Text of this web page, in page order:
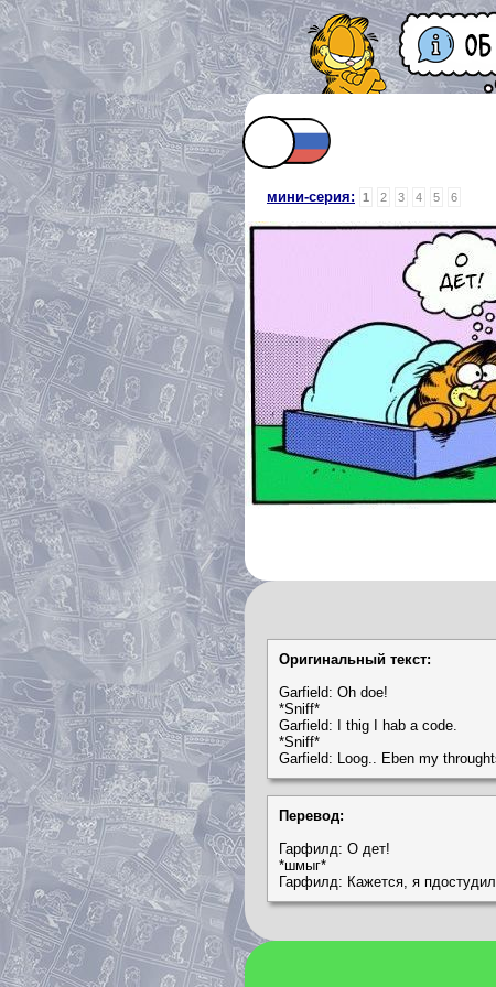
мини-серия: 1 2 3 4 5 6
Оригинальный текст:
Garfield: Oh doe!
*Sniff*
Garfield: I thig I hab a code.
*Sniff*
Garfield: Loog.. Eben my
Перевод:
Гарфилд: О дет!
*шмыг*
Гарфилд: Кажется, я